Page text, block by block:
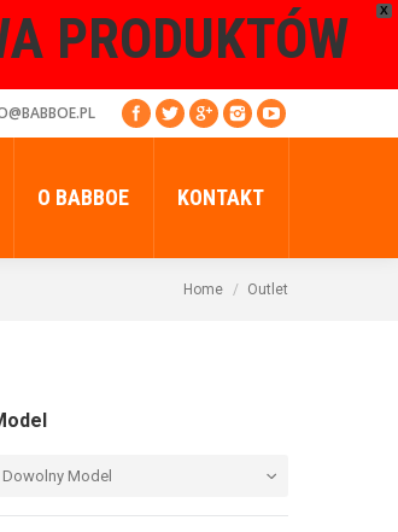
X
PRODUKTÓW
O BABBOE KONTAKT
Home Outlet
Dowolny Model